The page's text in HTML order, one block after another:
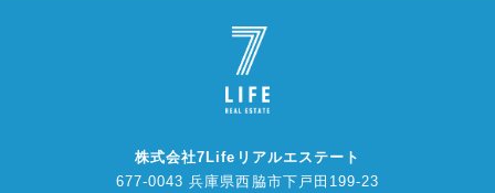
株式会社7Lifeリアルエステート
677-0043 兵庫県西脇市下戸田199-23